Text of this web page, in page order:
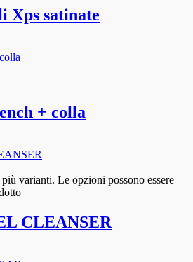
Xps satinate
+ colla
varianti. Le opzioni possono essere
CLEANSER